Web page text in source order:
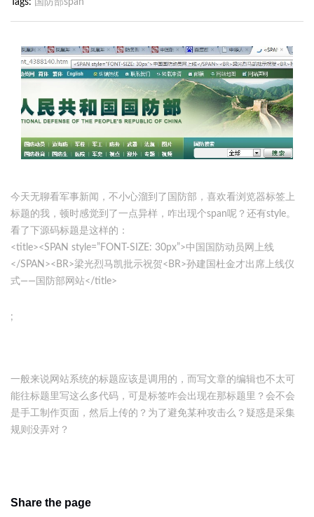
Tags 国防部span
今天无聊看军事新闻，不小心溜到了国防部，喜欢看浏览器标签上
标题的我，顿时感觉到了一点异样，咋出现个span呢？还有style。
看了下源码标题是这样的：
<title><SPAN style=”FONT-SIZE: 30px”>中国国防动员网上线
</SPAN><BR>梁光烈马凯批示祝贺<BR>孙建国杜金才出席上线仪
式——国防部网站</title>
;
一般来说网站系统的标题应该是调用的，而写文章的编辑也不太可
能往标题里写这么多代码，可是标签咋会出现在那标题里？会不会
是手工制作页面，然后上传的？为了避免某种攻击么？疑惑是采集
规则没弄对？
Share the page